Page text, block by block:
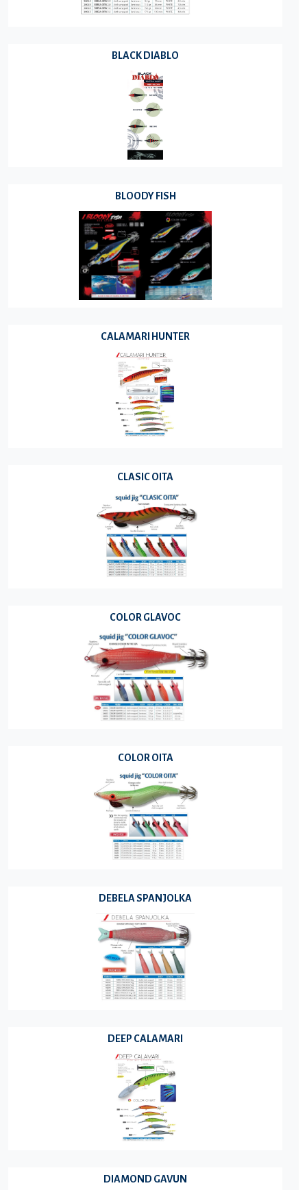
BLACK DIABLO
BLOODY FISH
CALAMARI HUNTER
CLASIC OITA
COLOR GLAVOC
COLOR OITA
DEBELA SPANJOLKA
DEEP CALAMARI
DIAMOND GAVUN